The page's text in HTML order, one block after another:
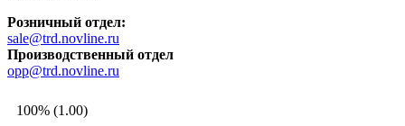
Розничный отдел:
sale@trd.novline.ru
Производственный отдел
opp@trd.novline.ru
100% (1.00)